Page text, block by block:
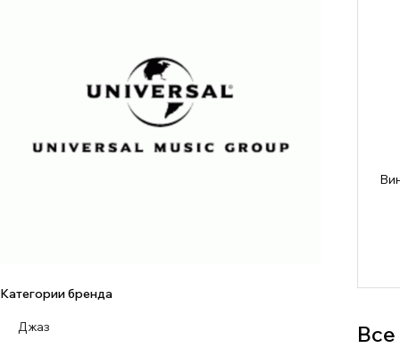
Категории бренда
Джаз